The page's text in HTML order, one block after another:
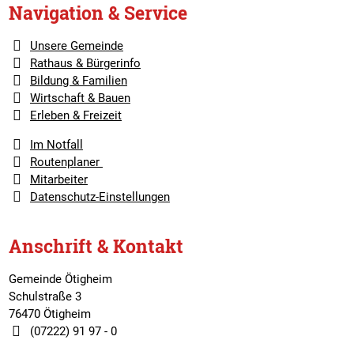
Navigation & Service
Unsere Gemeinde
Rathaus & Bürgerinfo
Bildung & Familien
Wirtschaft & Bauen
Erleben & Freizeit
Im Notfall
Routenplaner
Mitarbeiter
Datenschutz-Einstellungen
Anschrift & Kontakt
Gemeinde Ötigheim
Schulstraße 3
76470 Ötigheim
(07222) 91 97 - 0